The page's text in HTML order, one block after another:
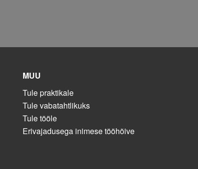
MUU
Tule praktikale
Tule vabatahtlikuks
Tule tööle
Erivajadusega inimese tööhõive